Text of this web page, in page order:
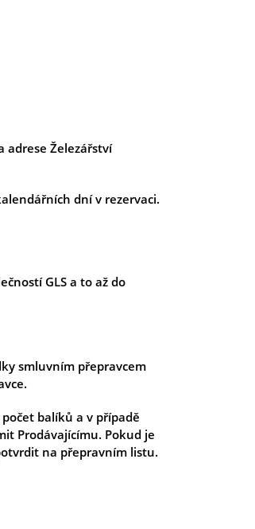
adrese Železářství
dní v rezervaci.
GLS a to až do
smluvním přepravcem
balíků a v případě
Prodávajícímu. Pokud je
na přepravním listu.